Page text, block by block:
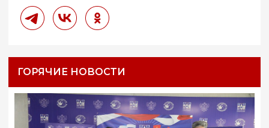
ГОРЯЧИЕ НОВОСТИ